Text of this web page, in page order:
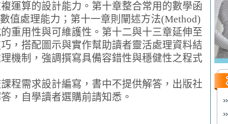
運算的設計能力。第十章整合常用的數學函
值處理能力；第十一章則闡述方法(Method)
重用性與可維護性。第十二與十三章延伸至
，搭配圖示與實作幫助讀者靈活處理資料結
機制，強調撰寫具備容錯性與穩健性之程式
需求設計編寫，書中不提供解答，出版社
，自學讀者選購前請知悉。